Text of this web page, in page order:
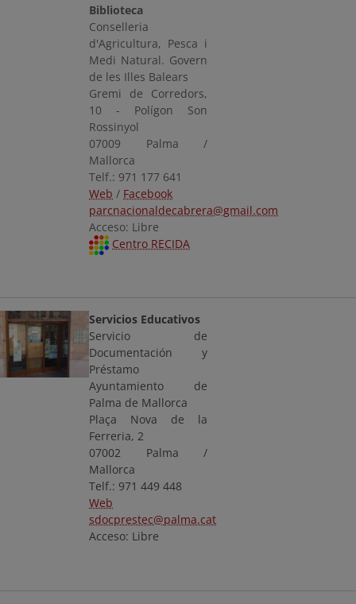
Biblioteca
Conselleria
d'Agricultura, Pesca i
Medi Natural. Govern
de les Illes Balears
Gremi de Corredors,
10 - Polígon Son
Rossinyol
07009 Palma /
Mallorca
Telf.: 971 177 641
Web / Facebook
parcnacionaldecabrera@gmail.com
Acceso: Libre
Centro RECIDA
Servicios Educativos
Servicio de
Documentación y
Préstamo
Ayuntamiento de
Palma de Mallorca
Plaça Nova de la
Ferreria, 2
07002 Palma /
Mallorca
Telf.: 971 449 448
Web
sdocprestec@palma.cat
Acceso: Libre